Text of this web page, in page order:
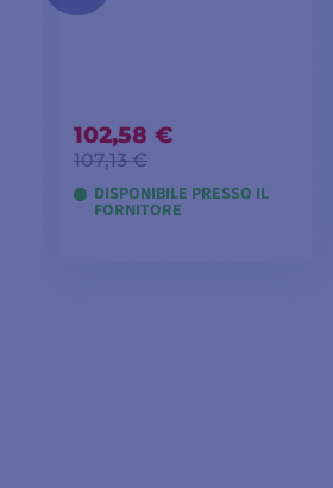
102,58 €
107,13 €
DISPONIBILE PRESSO IL
FORNITORE